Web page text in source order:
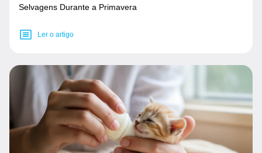
Selvagens Durante a Primavera
Ler o artigo